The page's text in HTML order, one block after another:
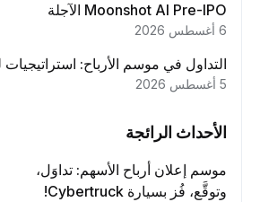
Moonshot AI Pre-IPO الآجلة
التداول في موسم الأرباح: استراتيجيات
الأحداث الرائجة
موسم إعلان أرباح الأسهم: تداوَل،
وتوقَّع، فُز بسيارة Cybertruck!